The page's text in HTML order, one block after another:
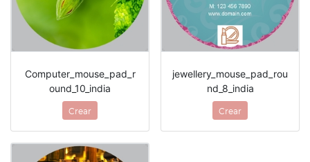
Computer_mouse_pad_r
ound_10_india
Crear
jewellery_mouse_pad_rou
nd_8_india
Crear